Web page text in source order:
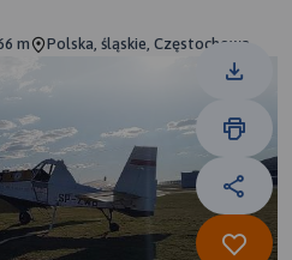
m Polska, śląskie, Częstochowa